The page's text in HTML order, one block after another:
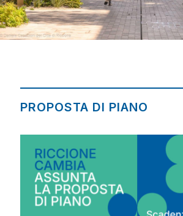
PROPOSTA DI PIANO